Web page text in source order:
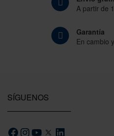
A partir de
Garantía
En cambio
SÍGUENOS